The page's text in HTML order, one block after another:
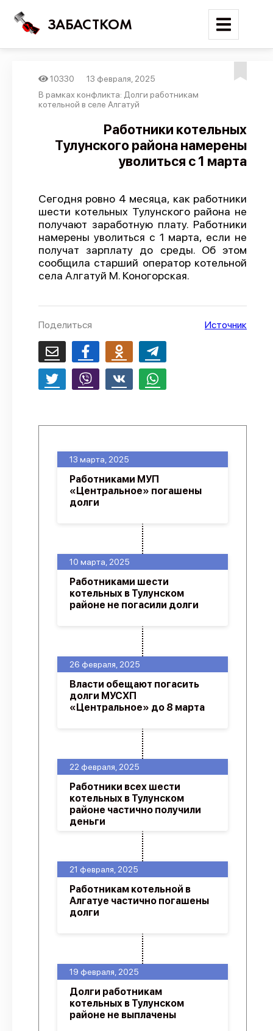
ЗАБАСТКОМ
Войти
Поиск
Новости
Карта событий
Отчеты
Предложить публикацию
Справочник
API
10330
13 февраля, 2025
В рамках конфликта: Долги работникам
котельной в селе Алгатуй
Работники котельных
Тулунского района намерены
уволиться с 1 марта
Сегодня ровно 4 месяца, как работники
шести котельных Тулунского района не
получают заработную плату. Работники
намерены уволиться с 1 марта, если не
получат зарплату до среды. Об этом
сообщила старший оператор котельной
села Алгатуй М. Коногорская.
Поделиться Источник
19 февраля, 2025
Долги работникам
котельных в Тулунском
районе не выплачены
21 февраля, 2025
Работникам котельной в
Алгатуе частично погашены
долги
22 февраля, 2025
Работники всех шести
котельных в Тулунском
районе частично получили
деньги
26 февраля, 2025
Власти обещают погасить
долги МУСХП
«Центральное» до 8 марта
10 марта, 2025
Работниками шести
котельных в Тулунском
районе не погасили долги
13 марта, 2025
Работниками МУП
«Центральное» погашены
долги